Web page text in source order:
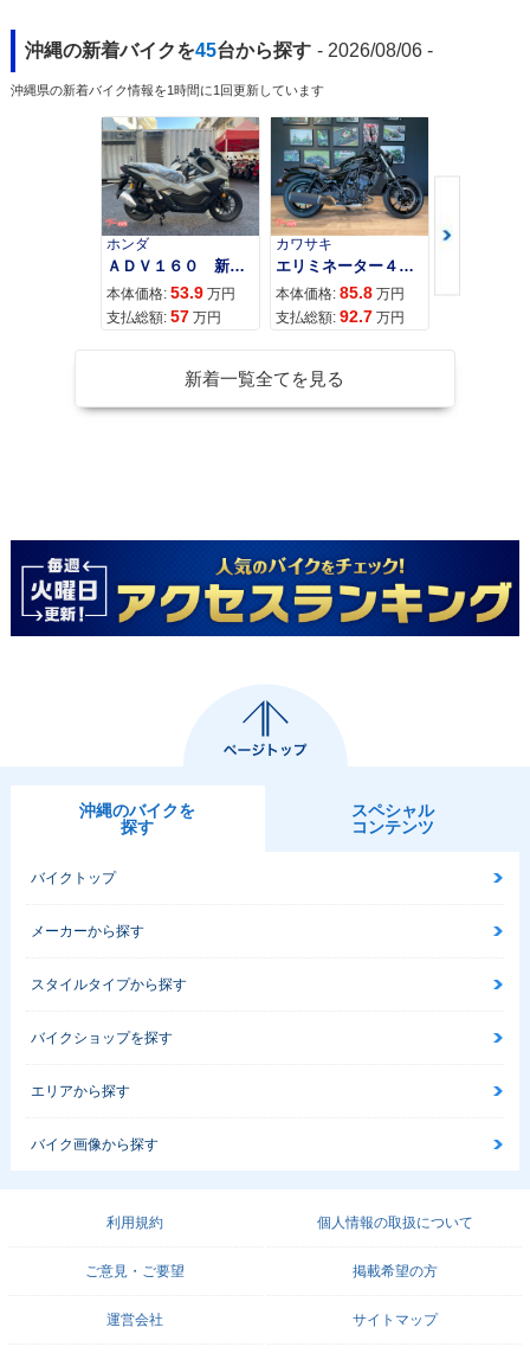
沖縄の新着バイクを45台から探す - 2026/08/06 -
沖縄県の新着バイク情報を1時間に1回更新しています
ホンダ
ＡＤＶ１６０ 新車 ２０２６年最新モデル パールスモーキーグレー スマートキー ２９Ｌメットイン ＵＳＢ Ｔｙｐｅ−Ｃ装備
本体価格: 53.9 万円
支払総額: 57 万円
カワサキ
エリミネーター４００
本体価格: 85.8 万円
支払総額: 92.7 万円
カワサキ
本体価格:
新着一覧全てを見る
沖縄のバイクを
探す
スペシャル
コンテンツ
バイクトップ
メーカーから探す
スタイルタイプから探す
バイクショップを探す
エリアから探す
バイク画像から探す
利用規約 個人情報の取扱について
ご意見・ご要望 掲載希望の方
運営会社 サイトマップ